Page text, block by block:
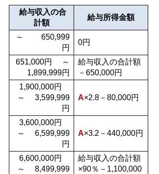
給与収入の合
計額
給与所得金額
～ 650,999
円
0円
651,000円 ～
1,899,999円
給与収入の合計額
－650,000円
1,900,000円
～ 3,599,999
円
A×2.8－80,000円
3,600,000円
～ 6,599,999
円
A×3.2－440,000円
6,600,000円
～ 8,499,999
給与収入の合計額
×90％－1,100,000